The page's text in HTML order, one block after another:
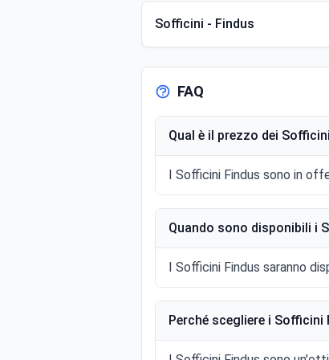
Sofficini - Findus
FAQ
Qual è il prezzo dei
I Sofficini Findus sono in
Quando sono disponibili i
I Sofficini Findus saranno
Perché scegliere i Sofficini